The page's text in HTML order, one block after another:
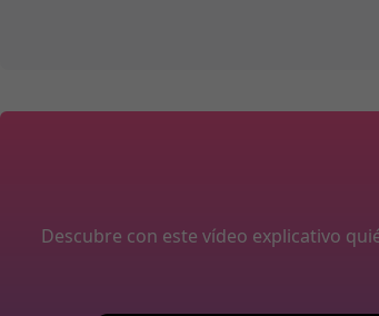
Descubre con este vídeo explicativo